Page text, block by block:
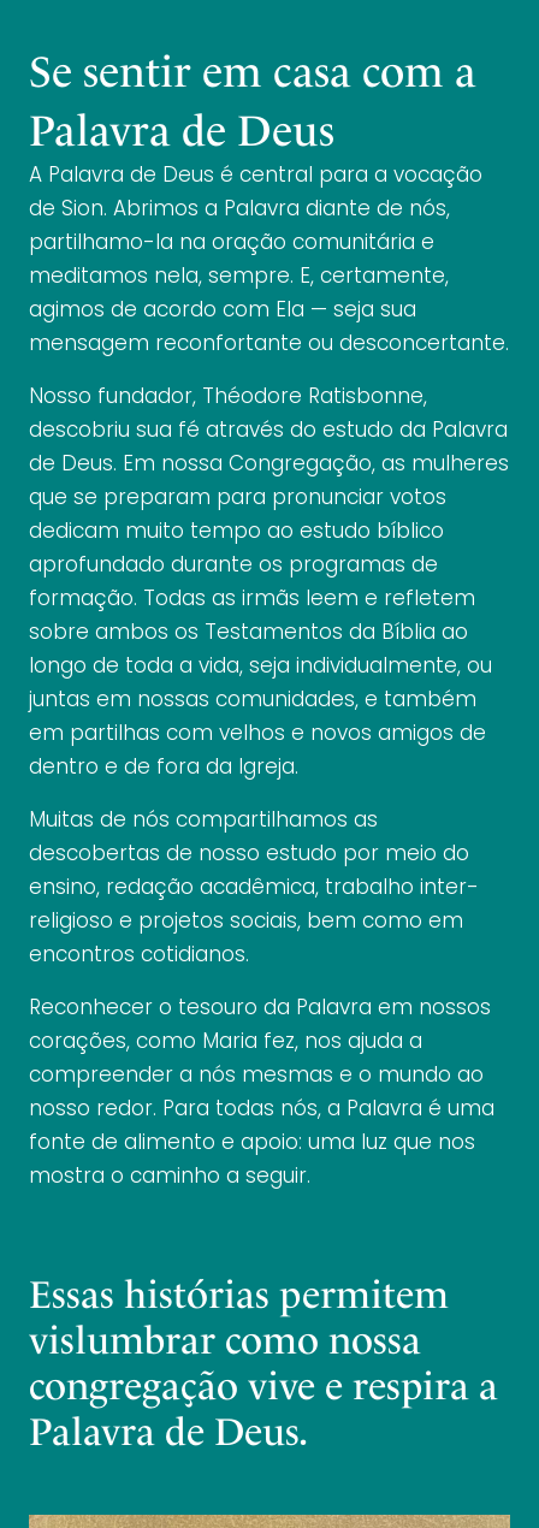
Se sentir em casa com a
Palavra de Deus
A Palavra de Deus é central para a vocação
de Sion. Abrimos a Palavra diante de nós,
partilhamo-la na oração comunitária e
meditamos nela, sempre. E, certamente,
agimos de acordo com Ela — seja sua
mensagem reconfortante ou desconcertante.
Nosso fundador, Théodore Ratisbonne,
descobriu sua fé através do estudo da Palavra
de Deus. Em nossa Congregação, as mulheres
que se preparam para pronunciar votos
dedicam muito tempo ao estudo bíblico
aprofundado durante os programas de
formação. Todas as irmãs leem e refletem
sobre ambos os Testamentos da Bíblia ao
longo de toda a vida, seja individualmente, ou
juntas em nossas comunidades, e também
em partilhas com velhos e novos amigos de
dentro e de fora da Igreja.
Muitas de nós compartilhamos as
descobertas de nosso estudo por meio do
ensino, redação acadêmica, trabalho inter-
religioso e projetos sociais, bem como em
encontros cotidianos.
Reconhecer o tesouro da Palavra em nossos
corações, como Maria fez, nos ajuda a
compreender a nós mesmas e o mundo ao
nosso redor. Para todas nós, a Palavra é uma
fonte de alimento e apoio: uma luz que nos
mostra o caminho a seguir.
Essas histórias permitem
vislumbrar como nossa
congregação vive e respira a
Palavra de Deus.